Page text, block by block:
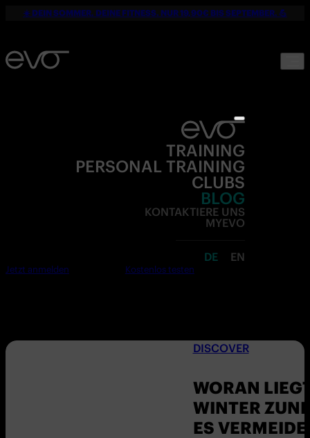
☀️ DEIN SOMMER. DEINE FITNESS. NUR 19,90€ BIS SEPTEMBER. 💪
TRAINING
PERSONAL TRAINING
CLUBS
BLOG
KONTAKTIERE UNS
MYEVO
DE EN
Jetzt anmelden Kostenlos testen
DISCOVER
WORAN
WINTER
ES